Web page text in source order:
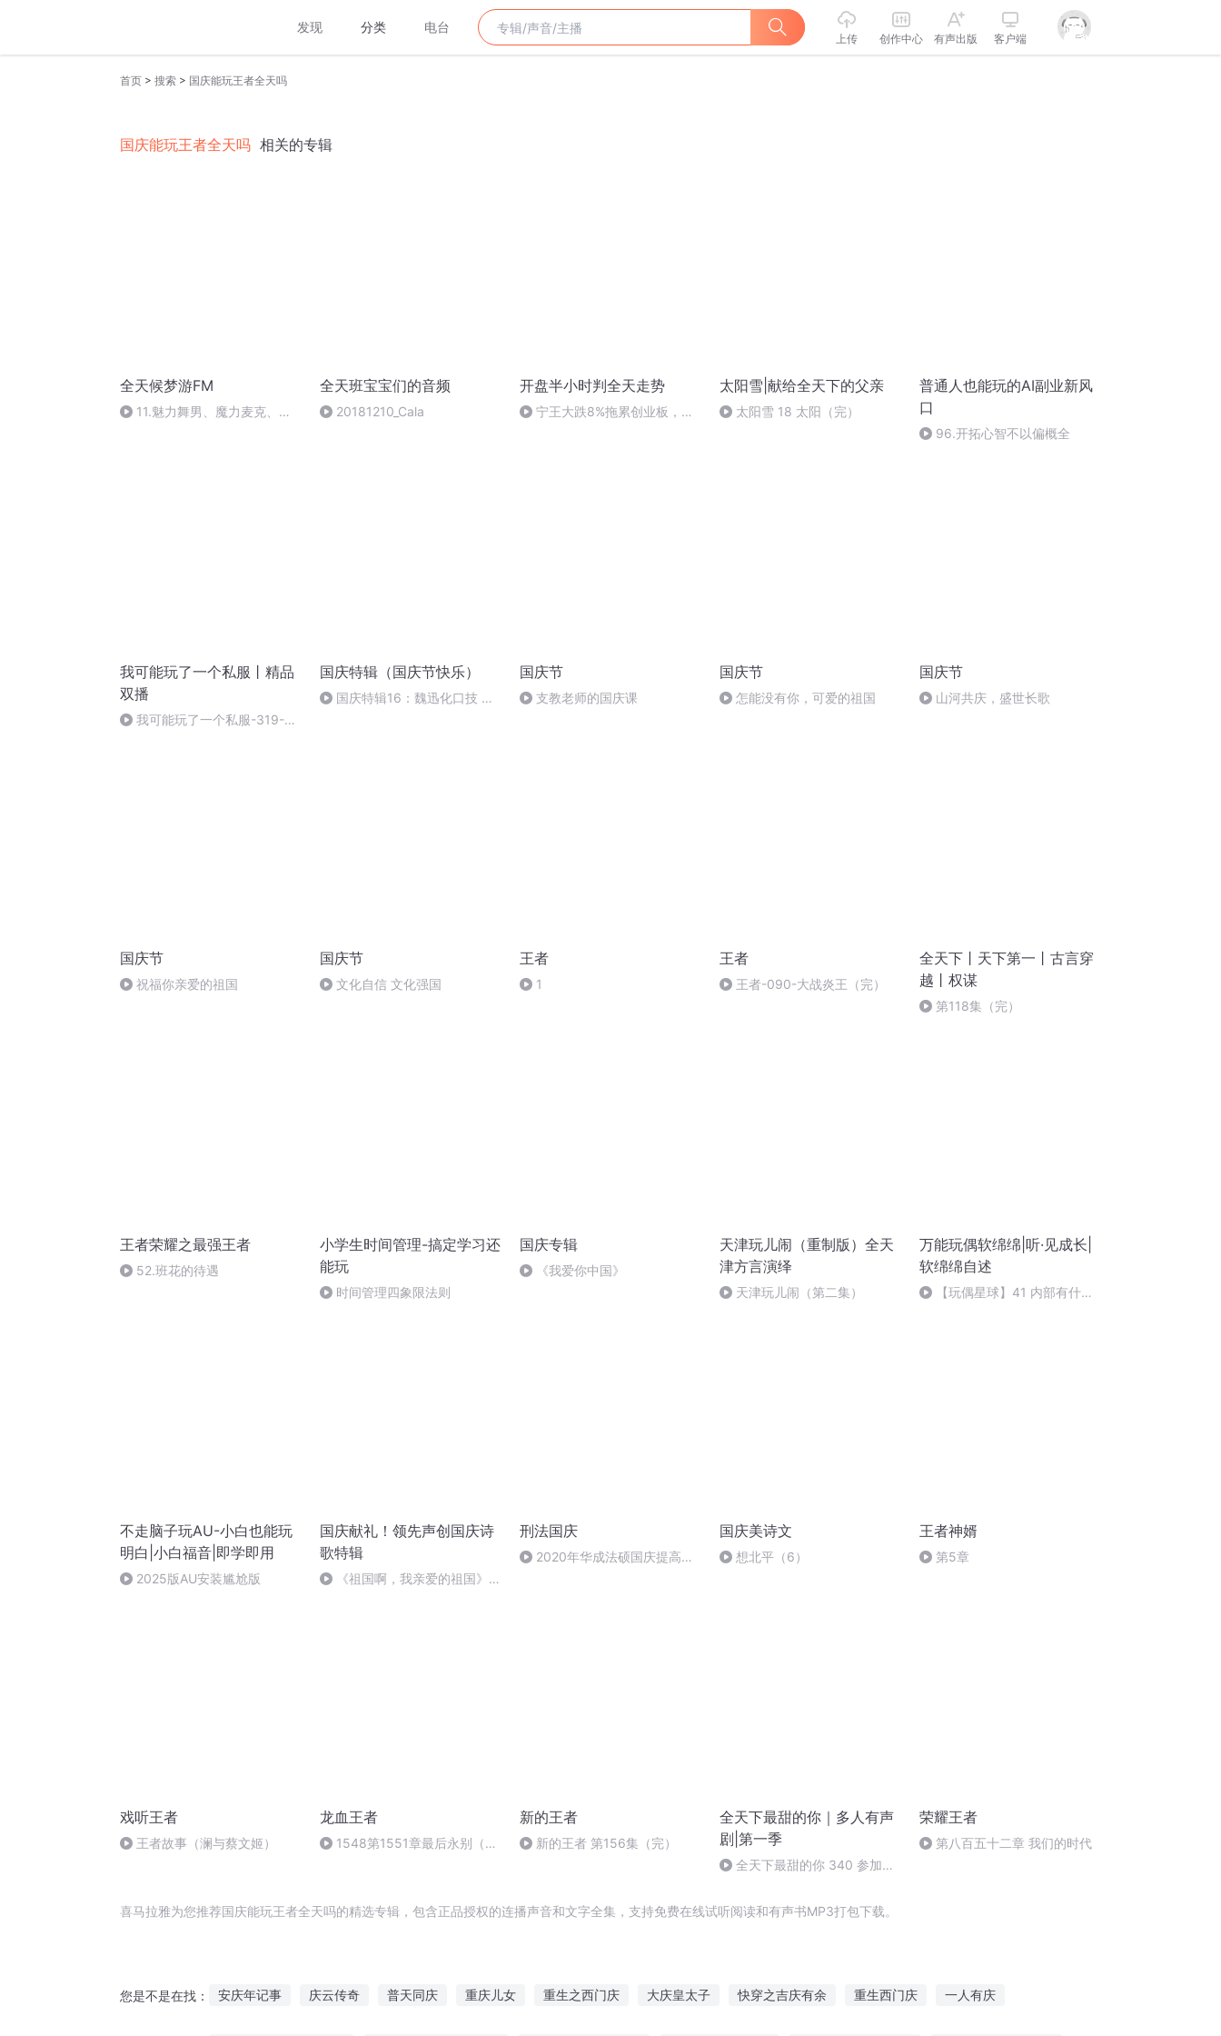
发现 分类 电台
上传 创作中心 有声出版 客户端
首页 > 搜索 > 国庆能玩王者全天吗
国庆能玩王者全天吗 相关的专辑
全天候梦游FM
11.魅力舞男、魔力麦克、泰
全天班宝宝们的音频
20181210_Cala
开盘半小时判全天走势
宁王大跌8%拖累创业板，市
太阳雪|献给全天下的父亲
太阳雪 18 太阳（完）
普通人也能玩的AI副业新风
口
96.开拓心智不以偏概全
我可能玩了一个私服丨精品
双播
我可能玩了一个私服-319-除
国庆特辑（国庆节快乐）
国庆特辑16：魏迅化口技 二
国庆节
支教老师的国庆课
国庆节
怎能没有你，可爱的祖国
国庆节
山河共庆，盛世长歌
国庆节
祝福你亲爱的祖国
国庆节
文化自信 文化强国
王者
1
王者
王者-090-大战炎王（完）
全天下丨天下第一丨古言穿
越丨权谋
第118集（完）
王者荣耀之最强王者
52.班花的待遇
小学生时间管理-搞定学习还
能玩
时间管理四象限法则
国庆专辑
《我爱你中国》
天津玩儿闹（重制版）全天
津方言演绎
天津玩儿闹（第二集）
万能玩偶软绵绵|听·见成长|
软绵绵自述
【玩偶星球】41 内部有什
不走脑子玩AU-小白也能玩
明白|小白福音|即学即用
2025版AU安装尴尬版
国庆献礼！领先声创国庆诗
歌特辑
《祖国啊，我亲爱的祖国》温
刑法国庆
2020年华成法硕国庆提高班
国庆美诗文
想北平（6）
王者神婿
第5章
戏听王者
王者故事（澜与蔡文姬）
龙血王者
1548第1551章最后永别（大
新的王者
新的王者 第156集（完）
全天下最甜的你｜多人有声
剧|第一季
全天下最甜的你 340 参加宴
荣耀王者
第八百五十二章 我们的时代
喜马拉雅为您推荐国庆能玩王者全天吗的精选专辑，包含正品授权的连播声音和文字全集，支持免费在线试听阅读和有声书MP3打包下载。
您是不是在找： 安庆年记事 庆云传奇 普天同庆 重庆儿女 重生之西门庆 大庆皇太子 快穿之吉庆有余 重生西门庆 一人有庆